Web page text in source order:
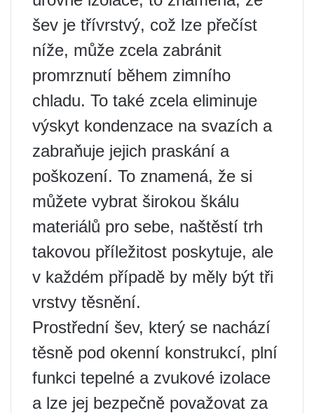
šev je třívrstvý, což lze přečíst
níže, může zcela zabránit
promrznutí během zimního
chladu. To také zcela eliminuje
výskyt kondenzace na svazích a
zabraňuje jejich praskání a
poškození. To znamená, že si
můžete vybrat širokou škálu
materiálů pro sebe, naštěstí trh
takovou příležitost poskytuje, ale
v každém případě by měly být tři
vrstvy těsnění.
Prostřední šev, který se nachází
těsně pod okenní konstrukcí, plní
funkci tepelné a zvukové izolace
a lze jej bezpečně považovat za